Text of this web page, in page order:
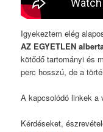
Igyekeztem elég
AZ EGYETLEN
kötődő tartományi és
perc hosszú, de a
A kapcsolódó linkek a
Kérdéseket,